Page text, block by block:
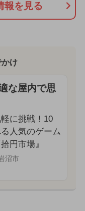
報を見る
け
な屋内で思
に挑戦！10
人気のゲーム
円市場』
沼市